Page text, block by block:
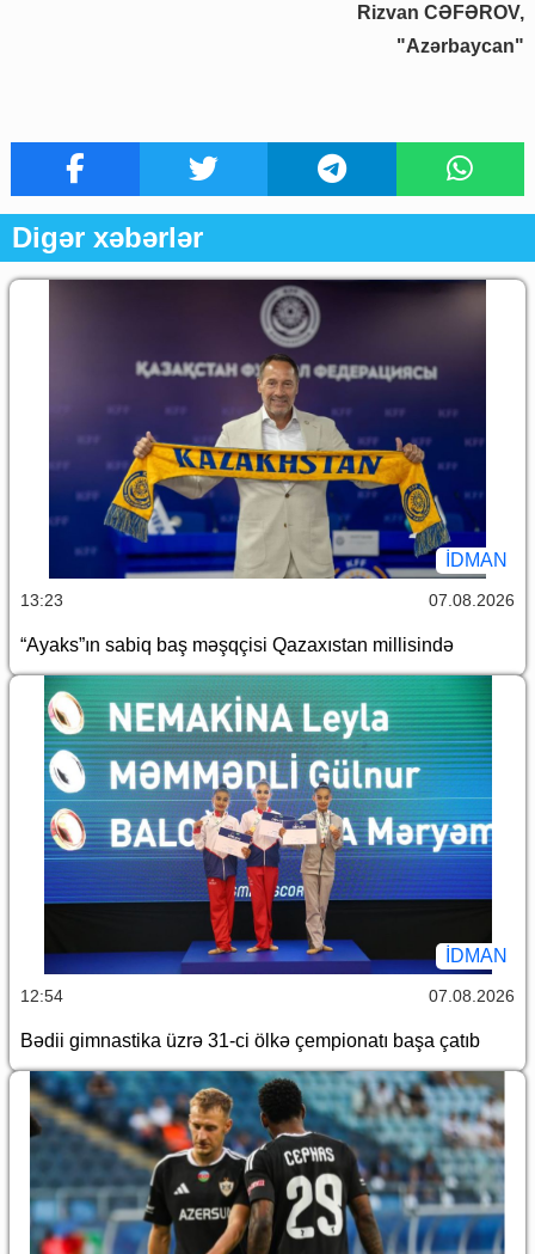
Rizvan CƏFƏROV,
"Azərbaycan"
Digər xəbərlər
İDMAN
13:23 07.08.2026
“Ayaks”ın sabiq baş məşqçisi Qazaxıstan millisində
İDMAN
12:54 07.08.2026
Bədii gimnastika üzrə 31-ci ölkə çempionatı başa çatıb